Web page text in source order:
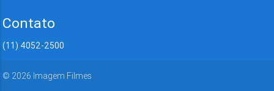
Contato
(11) 4052-2500
© 2026 Imagem Filmes